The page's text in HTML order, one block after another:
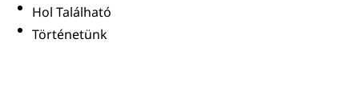
Hol Található
Történetünk